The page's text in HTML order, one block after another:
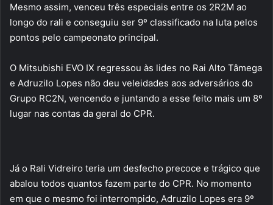
Mesmo assim, venceu três especiais entre os 2R2M ao
longo do rali e conseguiu ser 9º classificado na luta pelos
pontos pelo campeonato principal.
O Mitsubishi EVO IX regressou às lides no Rai Alto Tâmega
e Adruzilo Lopes não deu veleidades aos adversários do
Grupo RC2N, vencendo e juntando a esse feito mais um 8º
lugar nas contas da geral do CPR.
Já o Rali Vidreiro teria um desfecho precoce e trágico que
abalou todos quantos fazem parte do CPR. No momento
em que o mesmo foi interrompido, Adruzilo Lopes era 9º